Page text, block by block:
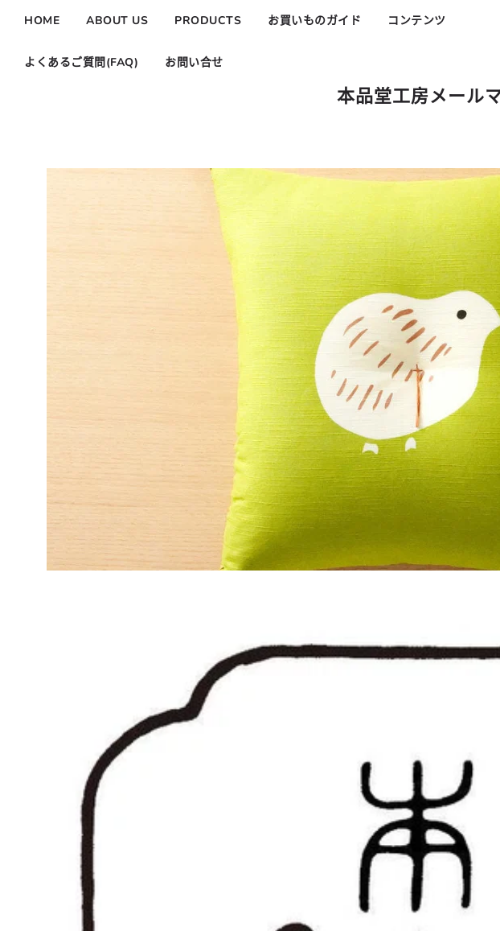
HOME ABOUT US PRODUCTS お買いものガイド コンテンツ
よくあるご質問(FAQ) お問い合せ
本品堂工房メール